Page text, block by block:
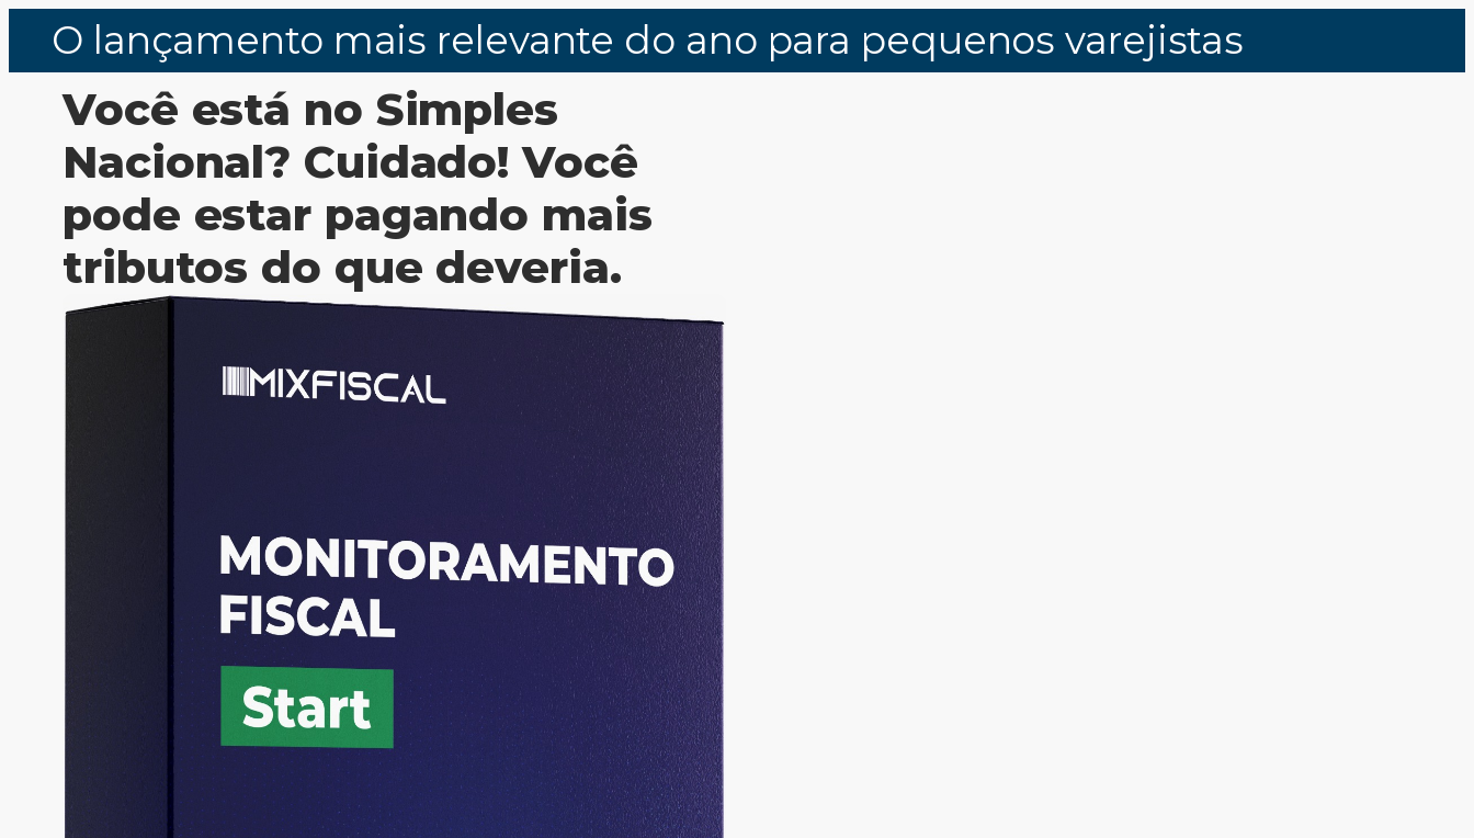
O lançamento mais relevante do ano para pequenos varejistas
Você está no Simples
Nacional? Cuidado! Você
pode estar pagando mais
tributos do que deveria.